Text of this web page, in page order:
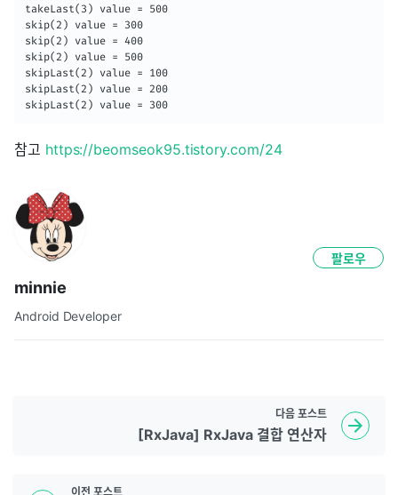
takeLast(3) value = 500
skip(2) value = 300
skip(2) value = 400
skip(2) value = 500
skipLast(2) value = 100
skipLast(2) value = 200
skipLast(2) value = 300
참고 https://beomseok95.tistory.com/24
minnie
Android Developer
팔로우
이전 포스트
다음 포스트
[RxJava] RxJava 결합 연산자